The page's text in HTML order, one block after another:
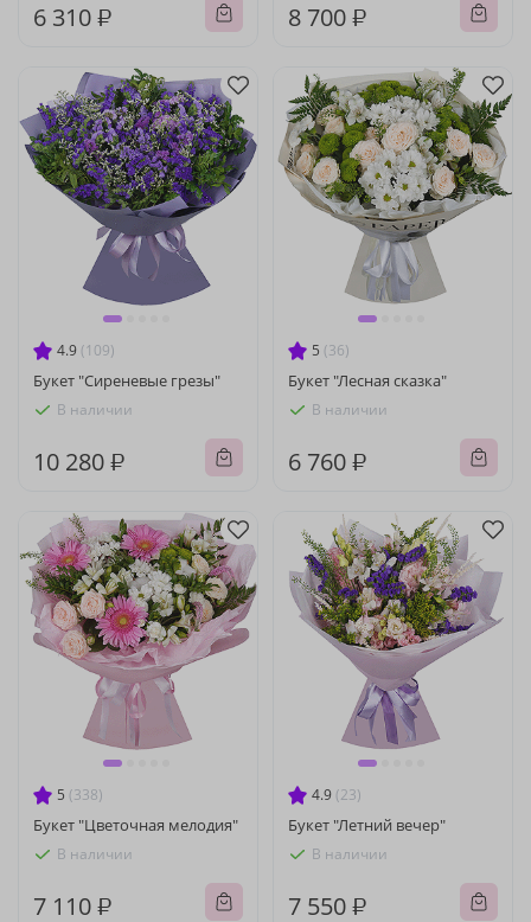
6 310 ₽ 8 700 ₽
4.9 (109)
Букет "Сиреневые грезы"
В наличии
10 280 ₽
5 (36)
Букет "Лесная сказка"
В наличии
6 760 ₽
5 (338)
Букет "Цветочная мелодия"
В наличии
7 110 ₽
4.9 (23)
Букет "Летний вечер"
В наличии
7 550 ₽